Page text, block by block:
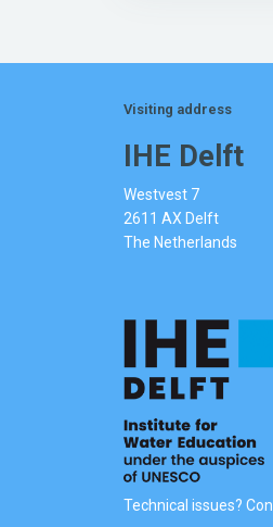
Visiting address
IHE Delft
Westvest 7
2611 AX Delft
The Netherlands
Technical issues?